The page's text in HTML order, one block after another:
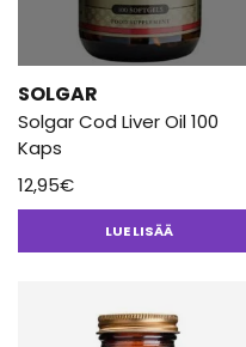
SOLGAR
Solgar Cod Liver Oil 100
Kaps
12,95€
LUE LISÄÄ